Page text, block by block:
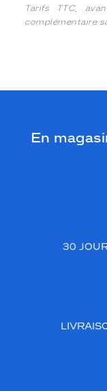
Tarifs TTC,
complémentaire
En
30